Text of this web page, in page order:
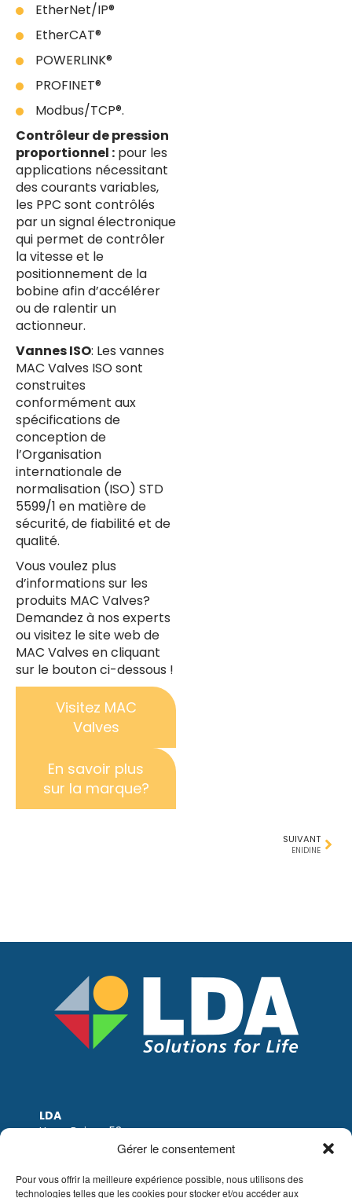
Gérer le consentement
Pour vous offrir la meilleure expérience possible, nous utilisons des
technologies telles que les cookies pour stocker et/ou accéder aux
EtherNet/IP®
EtherCAT®
POWERLINK®
PROFINET®
Modbus/TCP®.
Contrôleur de pression
proportionnel : pour les
applications nécessitant
des courants variables,
les PPC sont contrôlés
par un signal électronique
qui permet de contrôler
la vitesse et le
positionnement de la
bobine afin d’accélérer
ou de ralentir un
actionneur.
Vannes ISO: Les vannes
MAC Valves ISO sont
construites
conformément aux
spécifications de
conception de
l’Organisation
internationale de
normalisation (ISO) STD
5599/1 en matière de
sécurité, de fiabilité et de
qualité.
Vous voulez plus
d’informations sur les
produits MAC Valves?
Demandez à nos experts
ou visitez le site web de
MAC Valves en cliquant
sur le bouton ci-dessous !
Visitez MAC
Valves
En savoir plus
sur la marque?
SUIVANT
ENIDINE
LDA
Hoge Buizen 53
TVA: BE0405.895.609